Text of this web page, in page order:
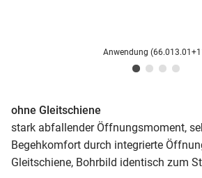
Anwendung
ohne Gleitschiene
stark abfallender Öffnungsmoment,
Begehkomfort durch integrierte
Gleitschiene, Bohrbild identisch zum